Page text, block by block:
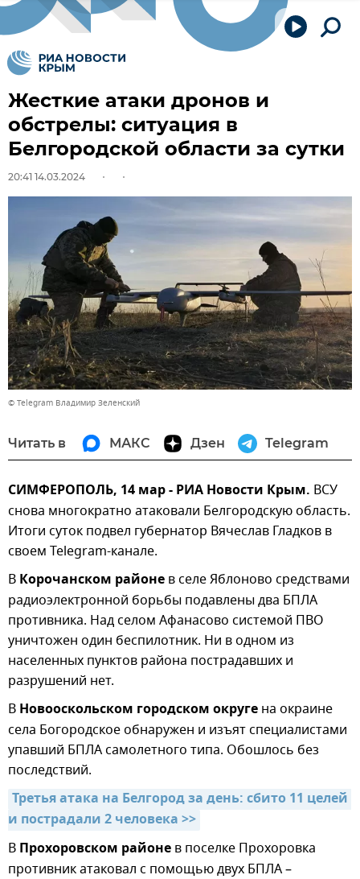
Жесткие атаки дронов и
обстрелы: ситуация в
Белгородской области за сутки
20:41 14.03.2024
© Telegram Владимир Зеленский
Читать в МАКС Дзен Telegram
СИМФЕРОПОЛЬ, 14 мар - РИА Новости Крым. ВСУ
снова многократно атаковали Белгородскую область.
Итоги суток подвел губернатор Вячеслав Гладков в
своем Telegram-канале.
В Корочанском районе в селе Яблоново средствами
радиоэлектронной борьбы подавлены два БПЛА
противника. Над селом Афанасово системой ПВО
уничтожен один беспилотник. Ни в одном из
населенных пунктов района пострадавших и
разрушений нет. ⠀
В Новооскольском городском округе на окраине
села Богородское обнаружен и изъят специалистами
упавший БПЛА самолетного типа. Обошлось без
последствий.
Третья атака на Белгород за день: сбито 11 целей
и пострадали 2 человека >>
В Прохоровском районе в поселке Прохоровка
противник атаковал с помощью двух БПЛА –